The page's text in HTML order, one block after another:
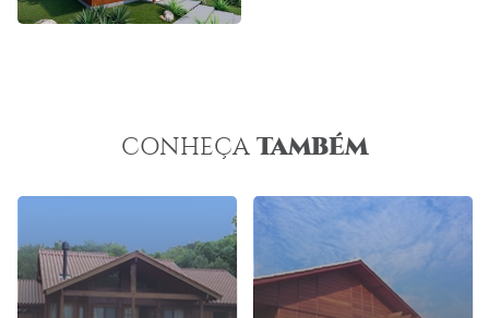
CONHEÇA TAMBÉM